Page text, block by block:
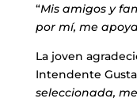
“Mis amigos y
por mí, me
La joven
Intendente
seleccionada,